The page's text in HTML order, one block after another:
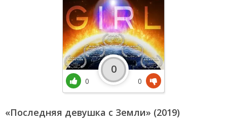
«Последняя девушка с Земли» (2019)
0
0
0